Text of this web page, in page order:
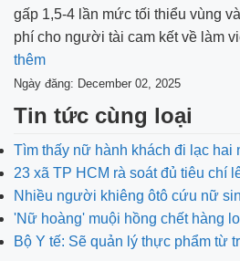
gấp 1,5-4 lần mức tối thiểu vùng
phí cho người tài cam kết về làm
thêm
Ngày đăng: December 02, 2025
Tin tức cùng loại
Tìm thấy nữ hành khách đi lạc hai
23 xã TP HCM rà soát đủ tiêu chí
Nhiều người khiêng ôtô cứu nữ
'Nữ hoàng' muội hồng chết hàng
Bộ Y tế: Sẽ quản lý thực phẩm từ